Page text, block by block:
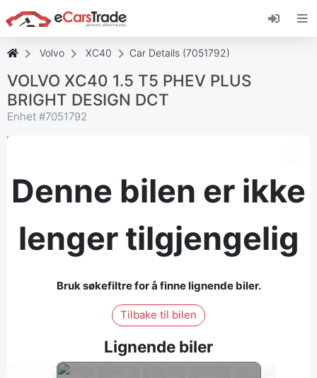
Installer eCarsTrade-nettappen, legg den til på
startskjermen og motta umiddelbare
Volvo XC40 Car Details (7051792)
VOLVO XC40 1.5 T5 PHEV PLUS
BRIGHT DESIGN DCT
Enhet #7051792
Denne bilen er ikke
lenger tilgjengelig
Bruk søkefiltre for å finne lignende biler.
Tilbake til bilen
Lignende biler